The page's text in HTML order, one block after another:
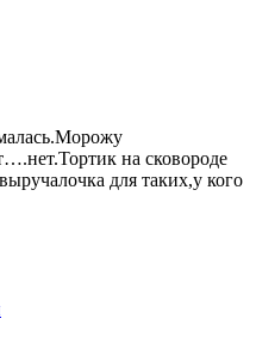
на сковороде
для таких,у кого